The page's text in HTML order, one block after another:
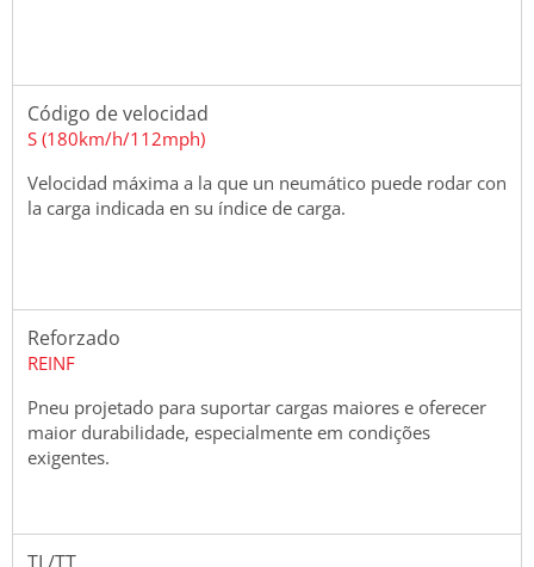
Código de velocidad
S (180km/h/112mph)
Velocidad máxima a la que un neumático puede rodar con
la carga indicada en su índice de carga.
Reforzado
REINF
Pneu projetado para suportar cargas maiores e oferecer
maior durabilidade, especialmente em condições
exigentes.